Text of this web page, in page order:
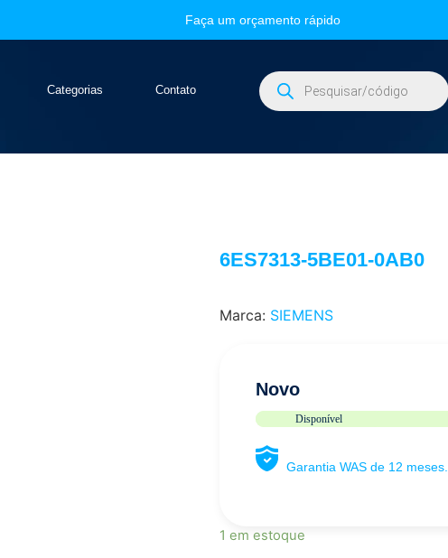
Faça um orçamento rápido
Categorias Contato
6ES7313-5BE01-0AB0
Marca: SIEMENS
Novo
Disponível
Garantia WAS de 12 meses.
1 em estoque